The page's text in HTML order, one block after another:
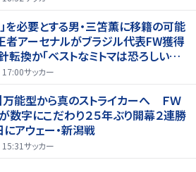
」を必要とする男・三笘薫に移籍の可能
アーセナルがブラジル代表FW獲得
転換か「ベストなミトマは恐ろしいほ
る」サッカー
】万能型から真のストライカーへ ＦＷ
数字にこだわり２５年ぶり開幕２連勝
アウェー・新潟戦
サッカー